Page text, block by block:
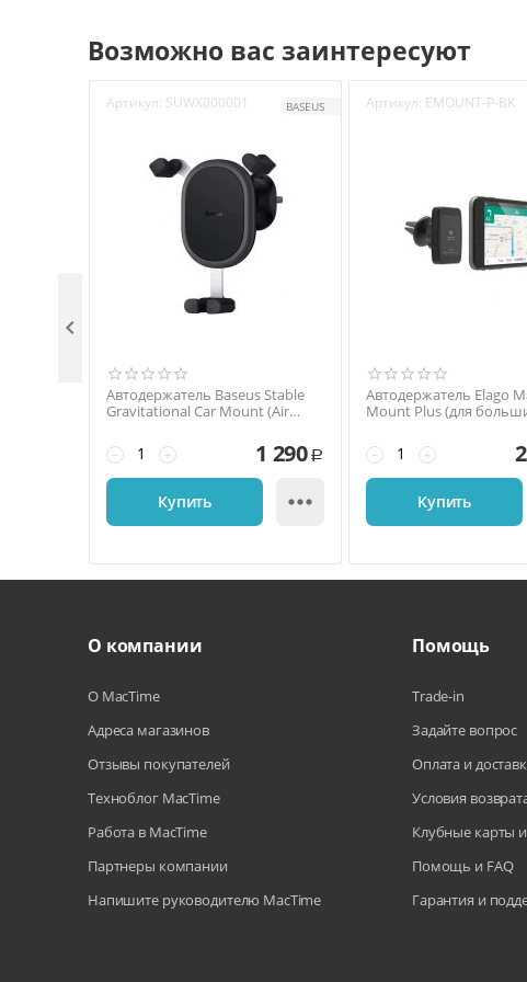
Возможно вас заинтересуют
Артикул: SUWX000001 BASEUS
Автодержатель Baseus Stable
Gravitational Car Mount (Air
+
− 1 290 Р
Купить 
Артикул: EMOUNT-P-BK
Автодержатель Elago
Mount Plus (для
+
−
Купить

О компании
О MacTime
Адреса магазинов
Отзывы покупателей
Техноблог MacTime
Работа в MacTime
Партнеры компании
Напишите руководителю MacTime
Помощь
Trade-in
Задайте вопрос
Оплата и
Условия
Клубные карты
Помощь и FAQ
Гарантия и